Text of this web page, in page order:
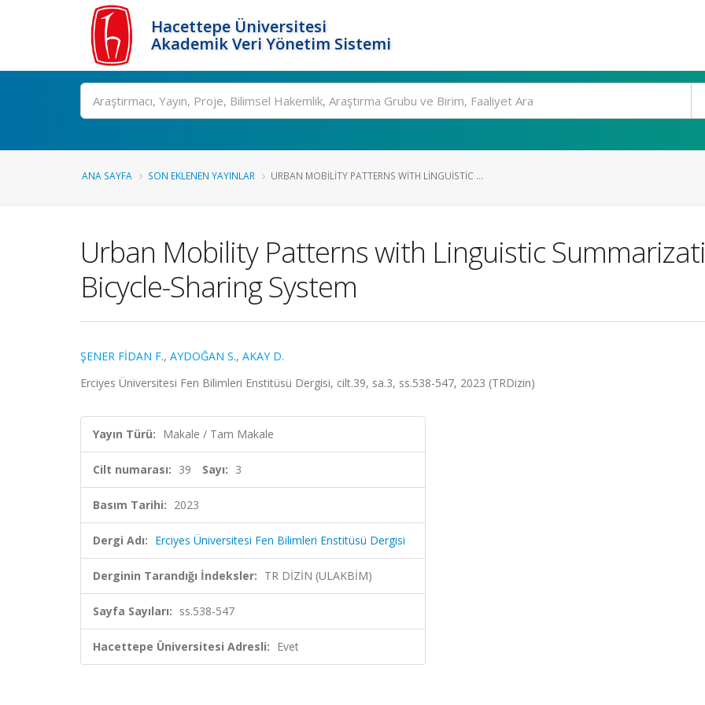
Hacettepe Üniversitesi
Akademik Veri Yönetim Sistemi
Ara
ANA SAYFA SON EKLENEN YAYINLAR URBAN MOBILITY PATTERNS WITH LINGUISTIC ...
Urban Mobility Patterns with Linguistic
Bicycle-Sharing System
ŞENER FİDAN F., AYDOĞAN S., AKAY D.
Erciyes Üniversitesi Fen Bilimleri Enstitüsü Dergisi, cilt.39, sa.3, ss.538-547, 2023 (TRDizin)
Yayın Türü: Makale / Tam Makale
Cilt numarası: 39 Sayı: 3
Basım Tarihi: 2023
Dergi Adı: Erciyes Üniversitesi Fen Bilimleri Enstitüsü Dergisi
Derginin Tarandığı İndeksler: TR DİZİN (ULAKBİM)
Sayfa Sayıları: ss.538-547
Hacettepe Üniversitesi Adresli: Evet